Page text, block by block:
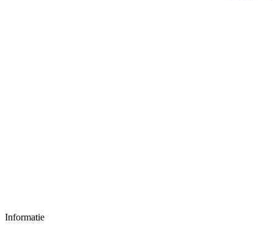
Informatie